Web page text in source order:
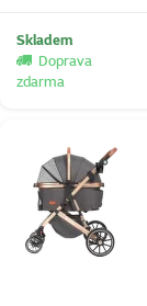
Skladem
Doprava
zdarma